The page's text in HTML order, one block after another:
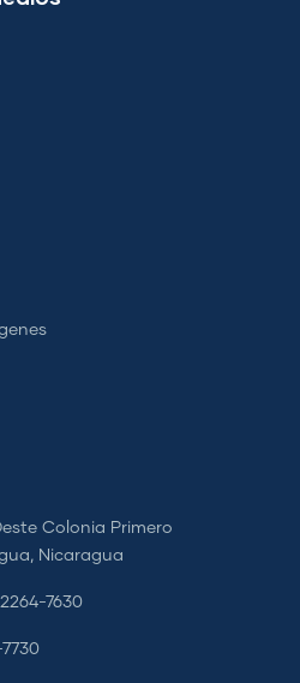
Colonia Primero
Nicaragua
7630